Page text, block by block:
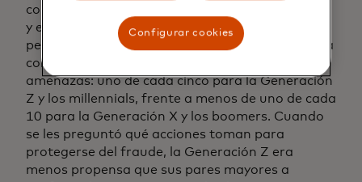
comparación con solo el 22% de la Generación X
y el 14% de los boomers. Irónicamente, las
personas más jóvenes dijeron que tenían "mucha
confianza" en su capacidad para identificar
amenazas: uno de cada cinco para la Generación
Z y los millennials, frente a menos de uno de cada
10 para la Generación X y los boomers. Cuando
se les preguntó qué acciones toman para
protegerse del fraude, la Generación Z era
menos propensa que sus pares mayores a
Configurar cookies